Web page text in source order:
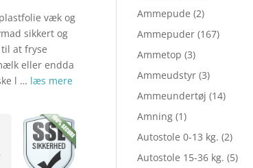
væk og
sikkert og
at fryse
eller endda
l … læs mere
Ammepude (2)
Ammepuder (167)
Ammetop (3)
Ammeudstyr (3)
Ammeundertøj (14)
Amning (1)
Autostole 0-13 kg. (2)
Autostole 15-36 kg. (5)